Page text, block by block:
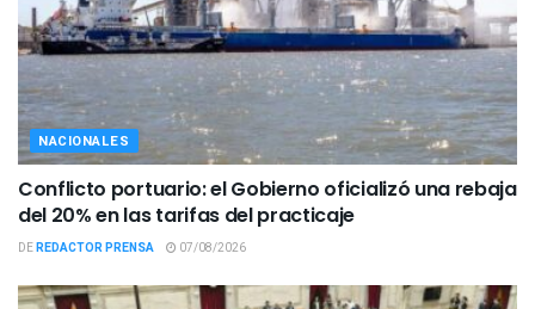
NACIONALES
Conflicto portuario: el Gobierno oficializó una rebaja
del 20% en las tarifas del practicaje
DEREDACTOR PRENSA 07/08/2026